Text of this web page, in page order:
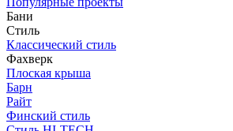
Бани
Стиль
Классический стиль
Фахверк
Плоская крыша
Барн
Райт
Финский стиль